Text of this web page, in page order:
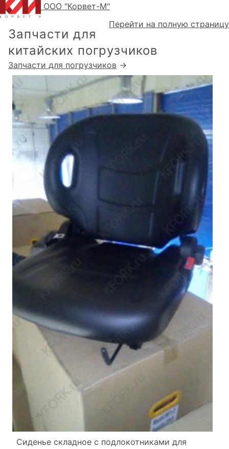
ООО "Корвет-М"
Перейти на полную страницу
Запчасти для
китайских погрузчиков
Запчасти для погрузчиков →
Сиденье складное с подлокотниками для